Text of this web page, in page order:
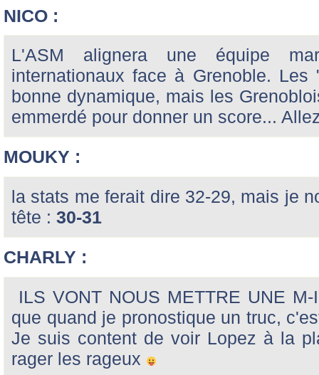
NICO :
L'ASM alignera une équipe
internationaux face à Grenoble.
bonne dynamique, mais les
emmerdé pour donner un score...
MOUKY :
la stats me ferait dire 32-29, mais je
tête : 30-31
CHARLY :
ILS VONT NOUS METTRE UNE
que quand je pronostique un truc,
Je suis content de voir Lopez à la
rager les rageux